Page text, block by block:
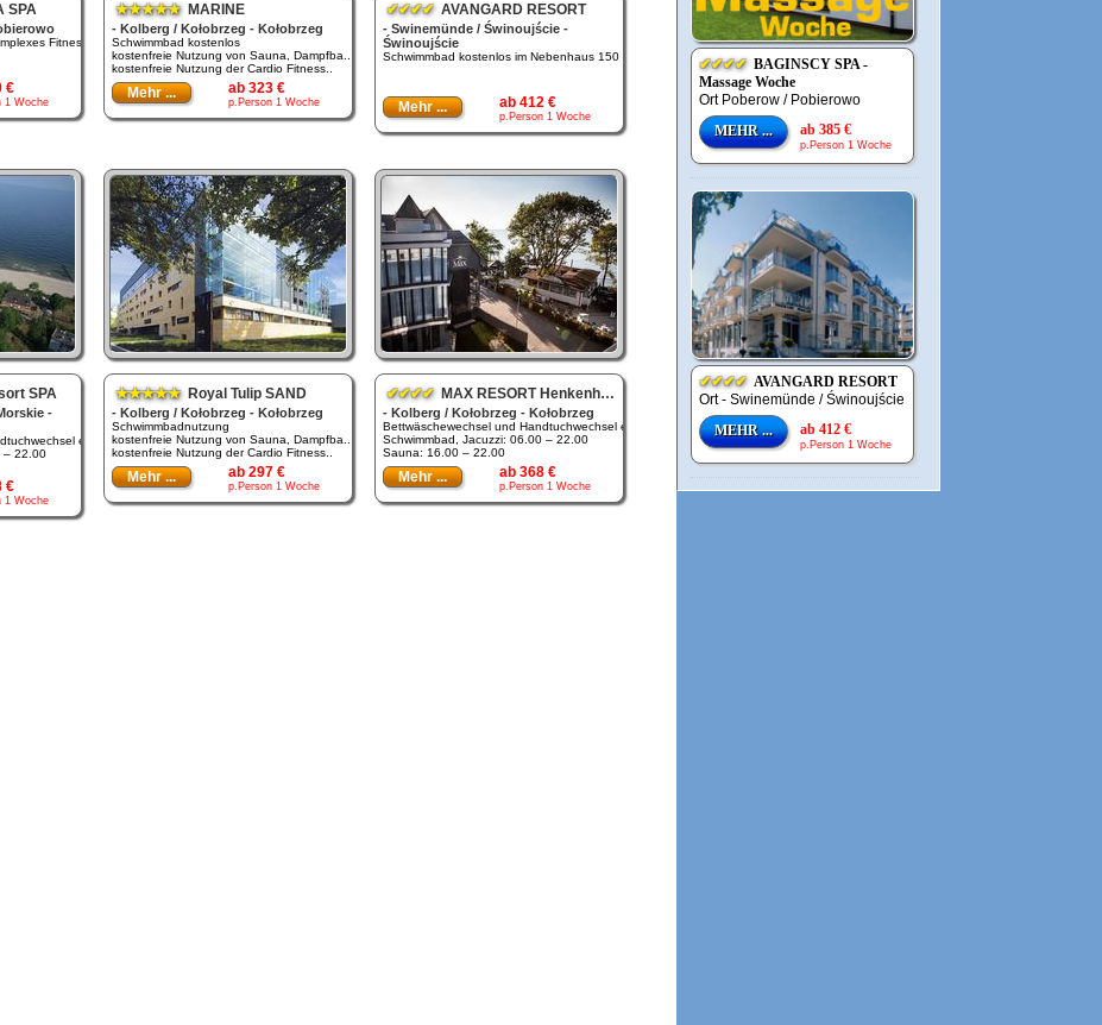
SPA
Fitness..
€
1 Woche
★★★★★MARINE
- Kolberg / Kołobrzeg - Kołobrzeg
Schwimmbad kostenlos
kostenfreie Nutzung von Sauna, Dampfba..
kostenfreie Nutzung der Cardio Fitness..
Mehr ... ab 323 €
p.Person 1 Woche
✔✔✔✔AVANGARD RESORT
- Swinemünde / Świnoujście -
Świnoujście
Schwimmbad kostenlos im Nebenhaus 150 m ..
Mehr ... ab 412 €
p.Person 1 Woche
SPA
-
e..
– 22.00
€
1 Woche
★★★★★Royal Tulip SAND
- Kolberg / Kołobrzeg - Kołobrzeg
Schwimmbadnutzung
kostenfreie Nutzung von Sauna, Dampfba..
kostenfreie Nutzung der Cardio Fitness..
Mehr ... ab 297 €
p.Person 1 Woche
✔✔✔✔MAX RESORT Henkenhagen
- Kolberg / Kołobrzeg - Kołobrzeg
Bettwäschewechsel und Handtuchwechsel e..
Schwimmbad, Jacuzzi: 06.00 – 22.00
Sauna: 16.00 – 22.00
Mehr ... ab 368 €
p.Person 1 Woche
✔✔✔✔ BAGINSCY SPA -
Massage Woche
Ort Poberow / Pobierowo
MEHR ...
ab 385 €
p.Person 1 Woche
✔✔✔✔ AVANGARD RESORT
Ort - Swinemünde / Świnoujście
MEHR ...
ab 412 €
p.Person 1 Woche